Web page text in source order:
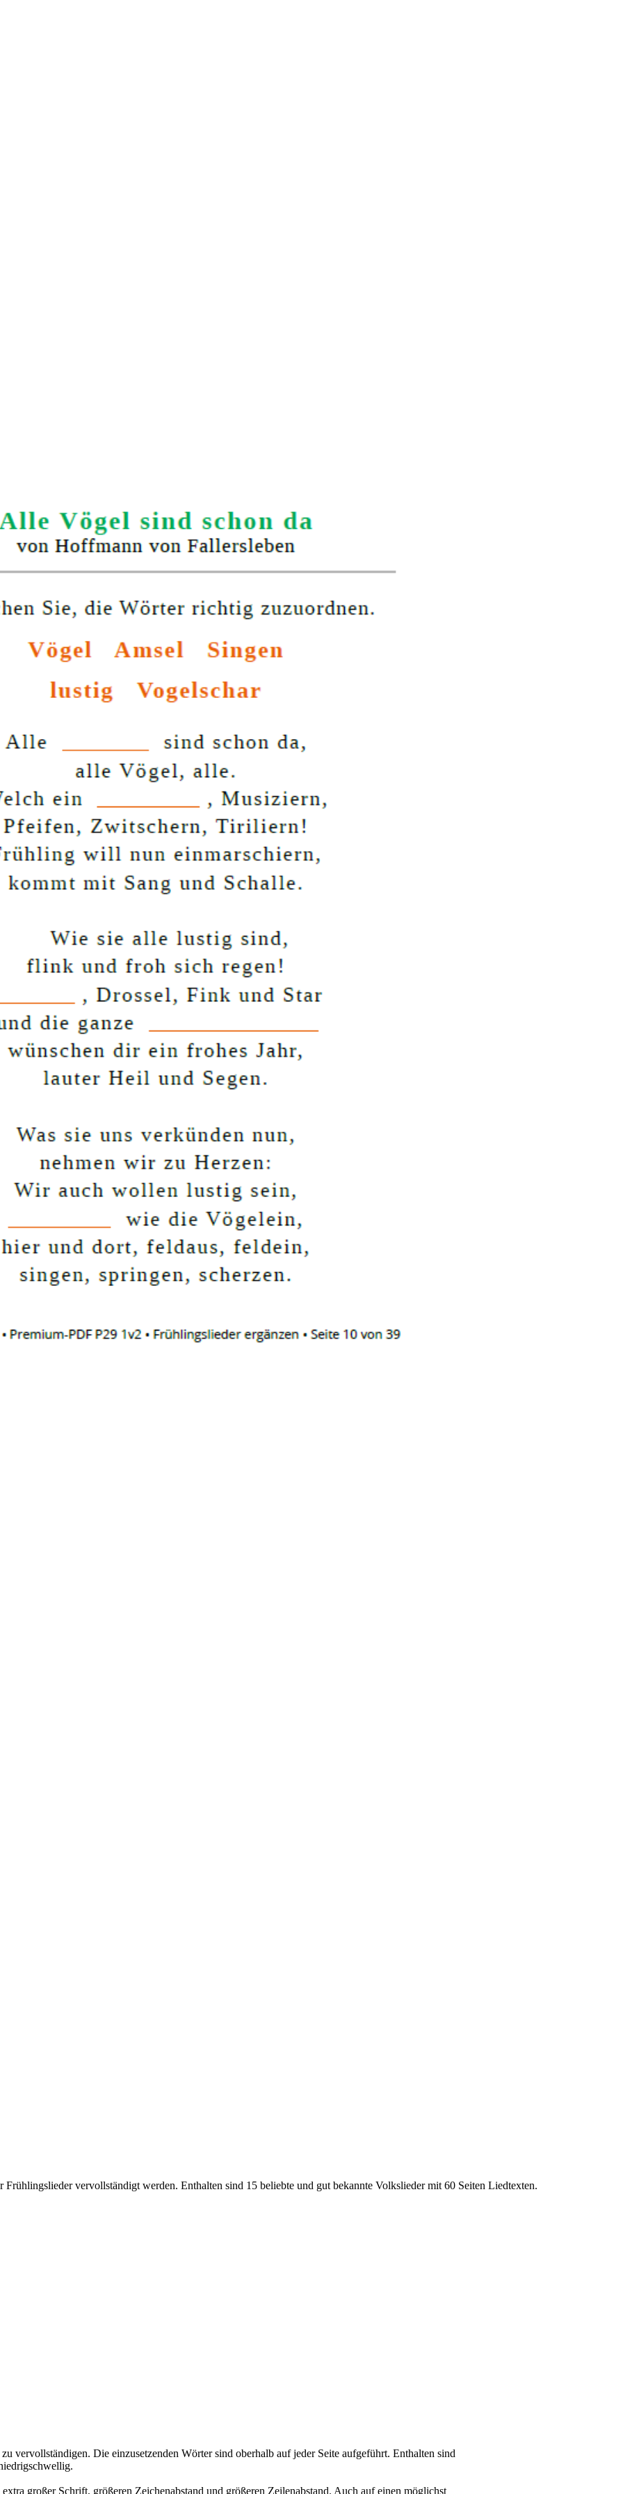
vervollständigt werden. Enthalten sind 15 beliebte und gut bekannte Volkslieder mit 60 Seiten Liedtexten.
vervollständigen. Die einzusetzenden Wörter sind oberhalb auf jeder Seite aufgeführt. Enthalten sind
großer Schrift, größeren Zeichenabstand und größeren Zeilenabstand. Auch auf einen möglichst